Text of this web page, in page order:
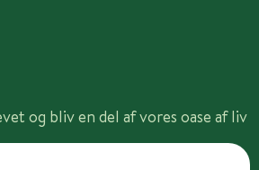
og bliv en del af vores oase af liv